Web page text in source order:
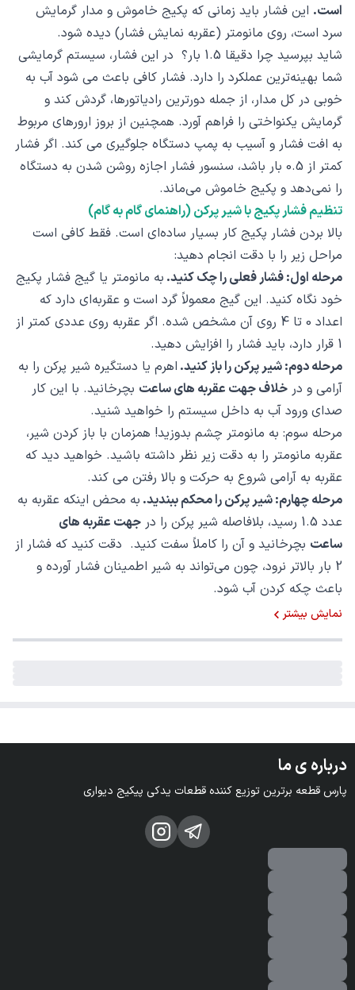
است. این فشار باید زمانی که پکیج خاموش و مدار گرمایش
سرد است، روی مانومتر (عقربه نمایش فشار) دیده شود.
شاید بپرسید چرا دقیقا 1.5 بار؟ در این فشار، سیستم گرمایشی
شما بهینه‌ترین عملکرد را دارد. فشار کافی باعث می شود آب به
خوبی در کل مدار، از جمله دورترین رادیاتورها، گردش کند و
گرمایش یکنواختی را فراهم آورد. همچنین از بروز ارورهای مربوط
به افت فشار و آسیب به پمپ دستگاه جلوگیری می کند. اگر فشار
کمتر از 0.5 بار باشد، سنسور فشار اجازه روشن شدن به دستگاه
را نمی‌دهد و پکیج خاموش می‌ماند.
تنظیم فشار پکیج با شیر پرکن (راهنمای گام به گام)
بالا بردن فشار پکیج کار بسیار ساده‌ای است. فقط کافی است
مراحل زیر را با دقت انجام دهید:
مرحله اول: فشار فعلی را چک کنید. به مانومتر یا گیج فشار پکیج
خود نگاه کنید. این گیج معمولاً گرد است و عقربه‌ای دارد که
اعداد 0 تا 4 روی آن مشخص شده. اگر عقربه روی عددی کمتر از
1 قرار دارد، باید فشار را افزایش دهید.
مرحله دوم: شیر پرکن را باز کنید. اهرم یا دستگیره شیر پرکن را به
آرامی و در خلاف جهت عقربه های ساعت بچرخانید. با این کار
صدای ورود آب به داخل سیستم را خواهید شنید.
مرحله سوم: به مانومتر چشم بدوزید! همزمان با باز کردن شیر،
عقربه مانومتر را به دقت زیر نظر داشته باشید. خواهید دید که
عقربه به آرامی شروع به حرکت و بالا رفتن می کند.
مرحله چهارم: شیر پرکن را محکم ببندید. به محض اینکه عقربه به
عدد 1.5 رسید، بلافاصله شیر پرکن را در
جهت عقربه های
ساعت بچرخانید و آن را کاملاً سفت کنید. دقت کنید که فشار از
2 بار بالاتر نرود، چون می‌تواند به شیر اطمینان فشار آورده و
باعث چکه کردن آب شود.
نمایش بیشتر
درباره ی ما
پارس قطعه برترین توزیع کننده قطعات یدکی پیکیج دیواری